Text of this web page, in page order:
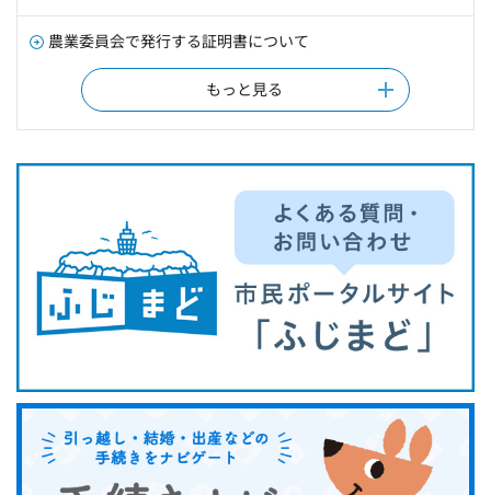
農業委員会で発行する証明書について
もっと見る